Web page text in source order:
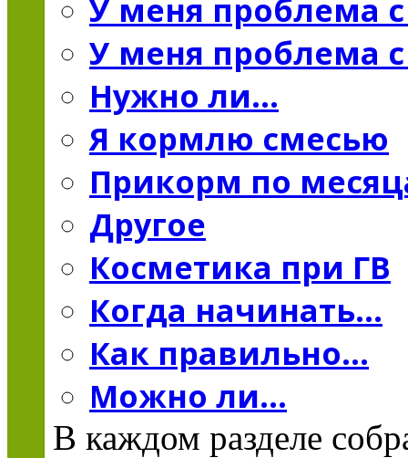
У меня проблема
У меня проблема
Нужно ли…
Я кормлю смесью
Прикорм по
Другое
Косметика при ГВ
Когда начинать...
Как правильно...
Можно ли...
В каждом разделе